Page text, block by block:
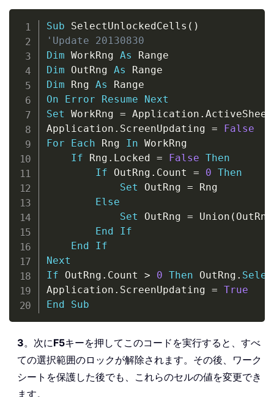
Sub SelectUnlockedCells ( )
'Update 20130830
Dim WorkRng As
Dim OutRng As
Dim Rng As
On
Error Resume
Next
Set WorkRng = Application . ActiveSheet
Application . ScreenUpdating =
False
For
Each Rng In WorkRng
If Rng . Locked = False Then
If OutRng . Count = 0 Then
Set OutRng = Rng
Else
Set OutRng = Union ( OutRng
End
If
End
If
Next
If OutRng . Count > 0 Then OutRng .
Application . ScreenUpdating = True
End
Sub
3。次にF5キーを押してこのコードを実行すると、すべ
ての選択範囲のロックが解除されます。その後、ワーク
シートを保護した後でも、これらのセルの値を変更でき
ます。